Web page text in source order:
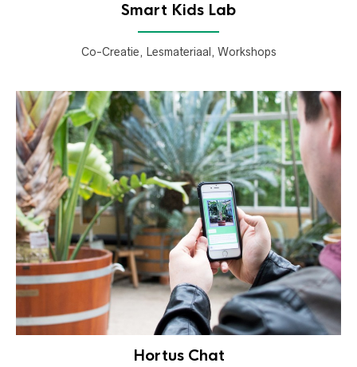
Smart Kids Lab
Co-Creatie, Lesmateriaal, Workshops
Hortus Chat